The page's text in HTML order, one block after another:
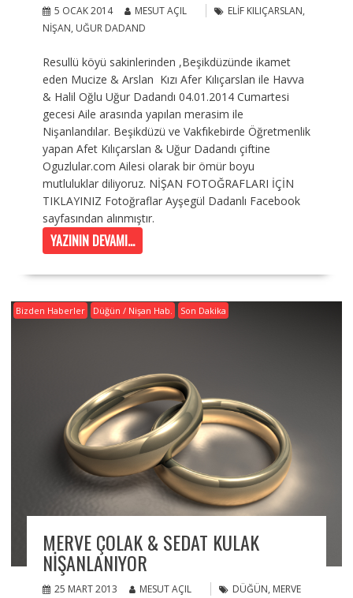
5 OCAK 2014 MESUT AÇIL ELIF KILIÇARSLAN,
NIŞAN, UĞUR DADAND
Resullü köyü sakinlerinden ,Beşikdüzünde ikamet
eden Mucize & Arslan Kızı Afer Kılıçarslan ile Havva
& Halil Oğlu Uğur Dadandı 04.01.2014 Cumartesi
gecesi Aile arasında yapılan merasim ile
Nişanlandılar. Beşikdüzü ve Vakfıkebirde Öğretmenlik
yapan Afet Kılıçarslan & Uğur Dadandı çiftine
Oguzlular.com Ailesi olarak bir ömür boyu
mutluluklar diliyoruz. NİŞAN FOTOĞRAFLARI İÇİN
TIKLAYINIZ Fotoğraflar Ayşegül Dadanlı Facebook
sayfasından alınmıştır.
YAZININ DEVAMI...
Bizden Haberler Düğün / Nişan Hab. Son Dakika
MERVE ÇOLAK & SEDAT KULAK
NIŞANLANIYOR
25 MART 2013 MESUT AÇIL DÜĞÜN, MERVE